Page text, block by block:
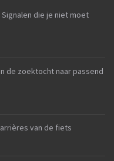
die je niet moet
de zoektocht naar passend
van de fiets